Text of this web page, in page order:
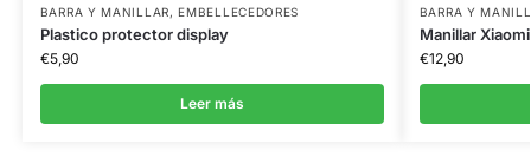
BARRA Y MANILLAR,EMBELLECEDORES
Plastico protector display
€5,90
Leer más
BARRA Y
Manillar
€12,90